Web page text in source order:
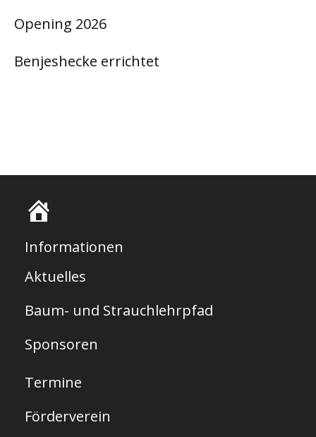
Opening 2026
Benjeshecke errichtet
r
t
s
i
t
Informationen
Aktuelles
Baum- und Strauchlehrpfad
Sponsoren
Termine
Förderverein